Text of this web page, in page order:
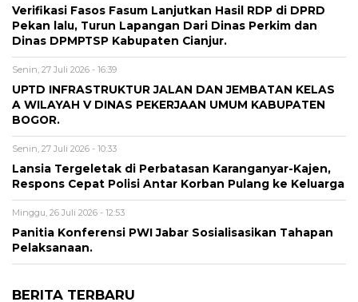
Verifikasi Fasos Fasum Lanjutkan Hasil RDP di DPRD
Pekan lalu, Turun Lapangan Dari Dinas Perkim dan
Dinas DPMPTSP Kabupaten Cianjur.
Senin, 27 Juli 2026 - 16:39
UPTD INFRASTRUKTUR JALAN DAN JEMBATAN KELAS
A WILAYAH V DINAS PEKERJAAN UMUM KABUPATEN
BOGOR.
Senin, 27 Juli 2026 - 10:33
Lansia Tergeletak di Perbatasan Karanganyar-Kajen,
Respons Cepat Polisi Antar Korban Pulang ke Keluarga
Minggu, 26 Juli 2026 - 12:53
Panitia Konferensi PWI Jabar Sosialisasikan Tahapan
Pelaksanaan.
BERITA TERBARU